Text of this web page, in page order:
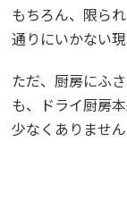
もちろん、限ら
通りにいかない現
ただ、厨房にふ
も、ドライ厨房
少なくありません